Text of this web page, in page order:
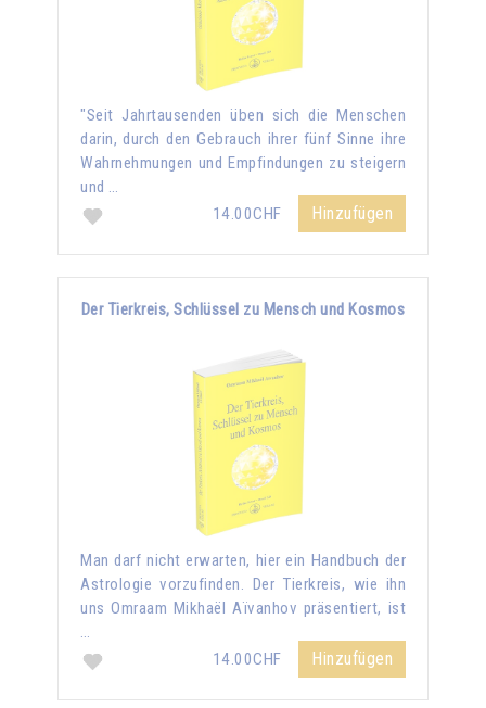
"Seit Jahrtausenden üben sich die Menschen
darin, durch den Gebrauch ihrer fünf Sinne ihre
Wahrnehmungen und Empfindungen zu steigern
und …
14.00CHF
Hinzufügen
Der Tierkreis, Schlüssel zu Mensch und Kosmos
Man darf nicht erwarten, hier ein Handbuch der
Astrologie vorzufinden. Der Tierkreis, wie ihn
uns Omraam Mikhaël Aïvanhov präsentiert, ist
…
14.00CHF
Hinzufügen